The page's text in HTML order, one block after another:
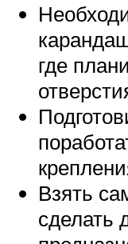
где
Взять
сделать